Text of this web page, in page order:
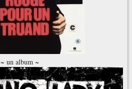
~ un album ~